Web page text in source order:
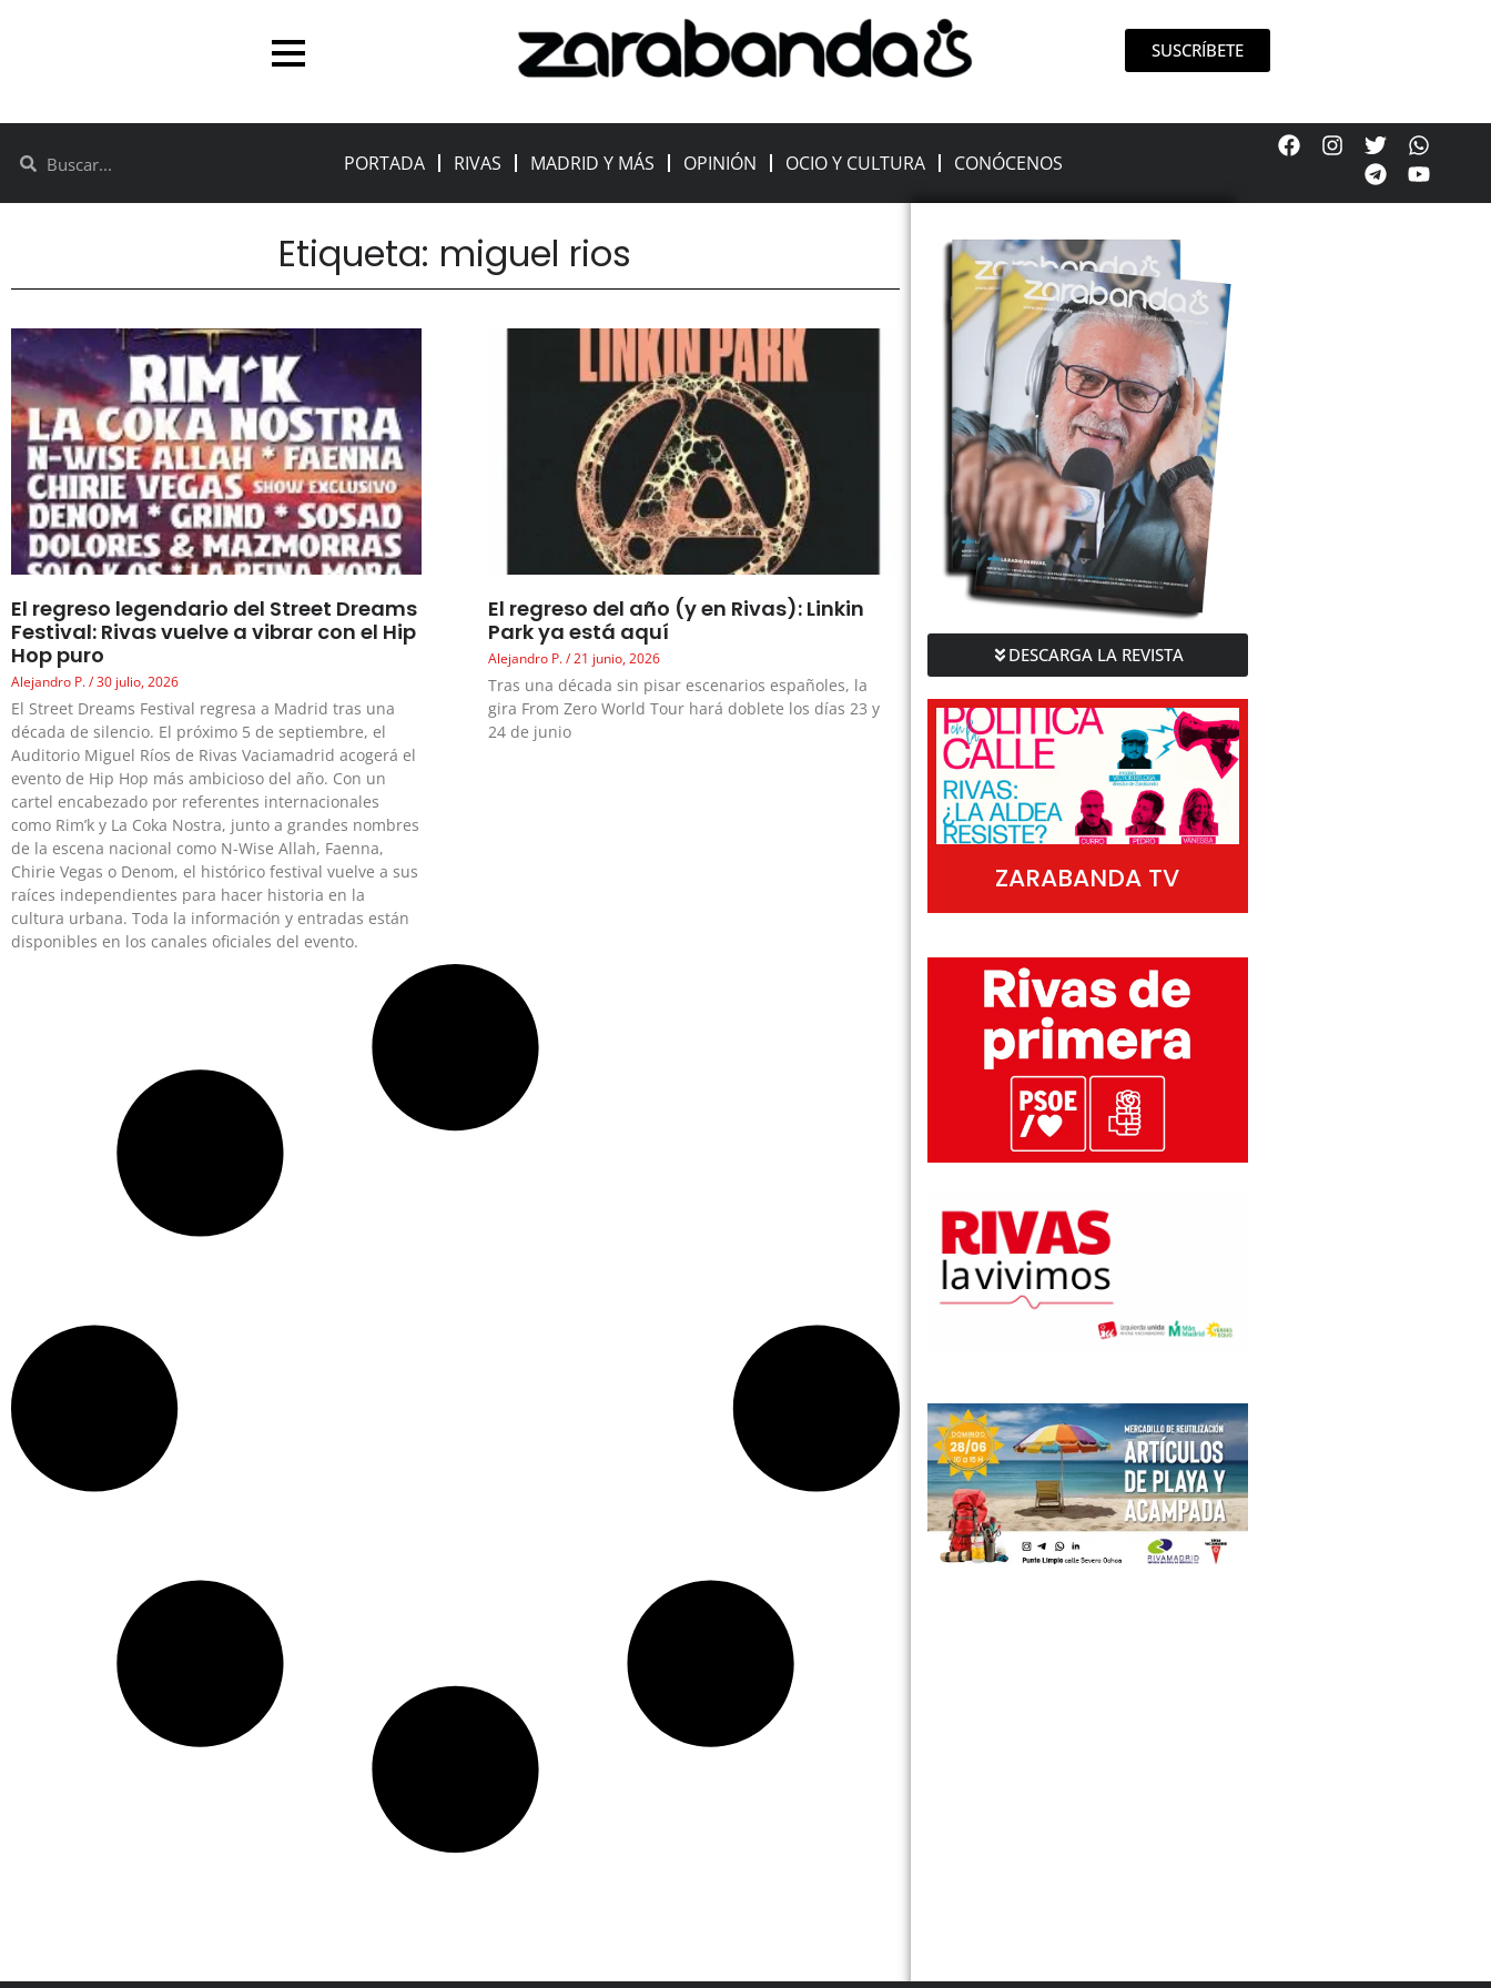
SUSCRÍBETE
PORTADA RIVAS MADRID Y MÁS OPINIÓN OCIO Y CULTURA CONÓCENOS
Etiqueta: miguel rios
El regreso legendario del Street Dreams
Festival: Rivas vuelve a vibrar con el Hip
Hop puro
Alejandro P. 30 julio, 2026
El Street Dreams Festival regresa a Madrid tras una
década de silencio. El próximo 5 de septiembre, el
Auditorio Miguel Ríos de Rivas Vaciamadrid acogerá el
evento de Hip Hop más ambicioso del año. Con un
cartel encabezado por referentes internacionales
como Rim’k y La Coka Nostra, junto a grandes nombres
de la escena nacional como N-Wise Allah, Faenna,
Chirie Vegas o Denom, el histórico festival vuelve a sus
raíces independientes para hacer historia en la
cultura urbana. Toda la información y entradas están
disponibles en los canales oficiales del evento.
El regreso del año (y en Rivas): Linkin
Park ya está aquí
Alejandro P. 21 junio, 2026
Tras una década sin pisar escenarios españoles, la
gira From Zero World Tour hará doblete los días 23 y
24 de junio
DESCARGA LA REVISTA
ZARABANDA TV